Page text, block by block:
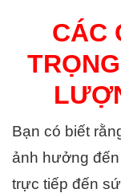
CÁC
Bạn có biết
ảnh hưởng
trực tiếp đến